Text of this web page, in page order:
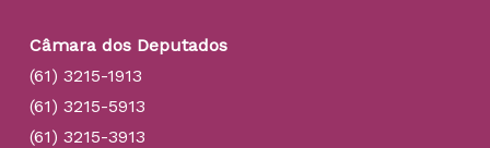
Câmara dos Deputados
(61) 3215-1913
(61) 3215-5913
(61) 3215-3913